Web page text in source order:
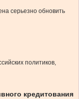
серьезно обновить
политиков,
кредитования